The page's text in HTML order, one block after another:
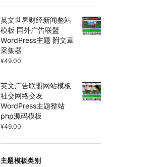
英文世界财经新闻整站
模板 国外广告联盟
WordPress主题 附文章
采集器
¥49.00
英文广告联盟网站模板
社交网络交友
WordPress主题整站
php源码模板
¥49.00
主题模板类别